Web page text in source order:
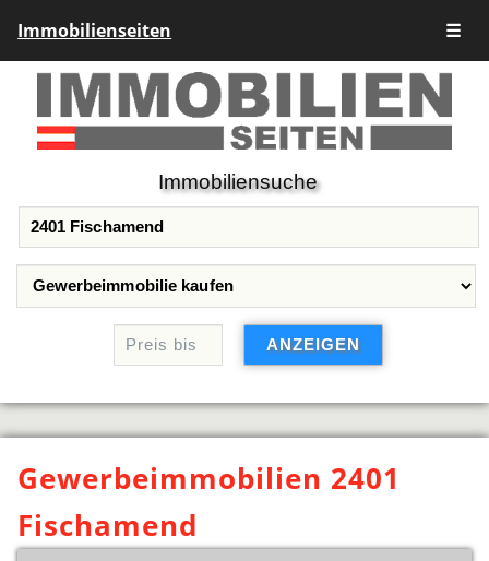
Immobilienseiten ☰
Immobiliensuche
Gewerbeimmobilien 2401
Fischamend